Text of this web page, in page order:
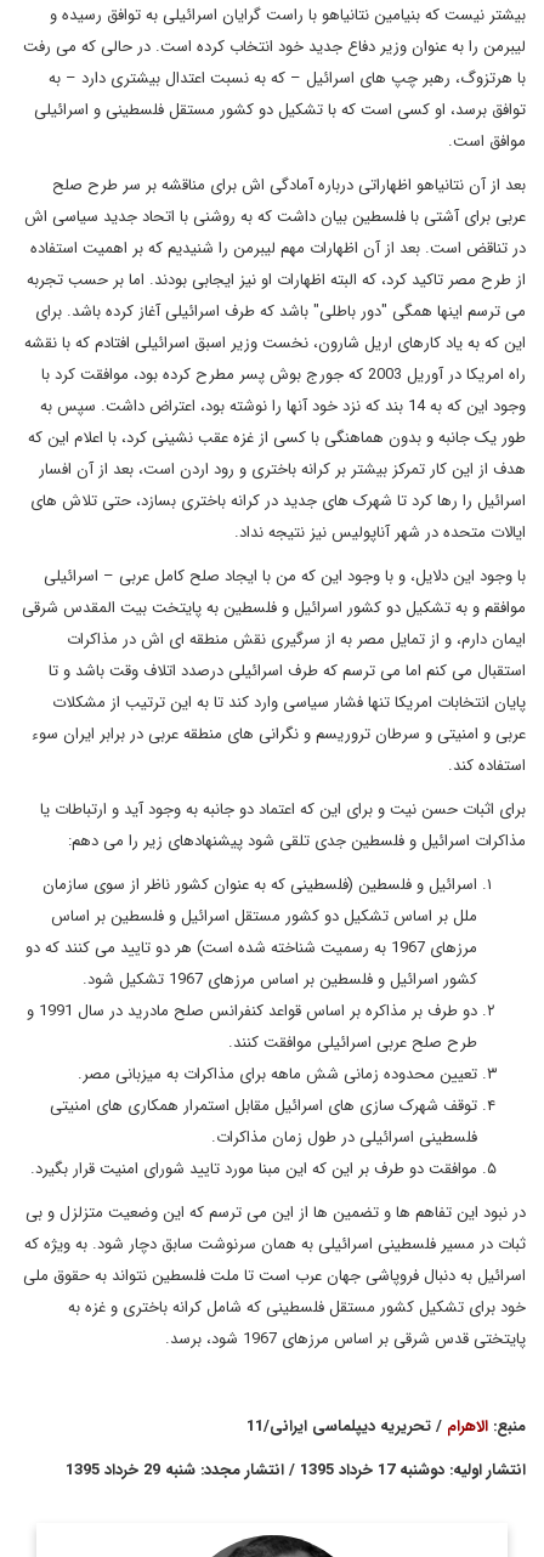
بیشتر نیست که بنیامین نتانیاهو با راست گرایان اسرائیلی به توافق رسیده و
لیبرمن را به عنوان وزیر دفاع جدید خود انتخاب کرده است. در حالی که می رفت
با هرتزوگ، رهبر چپ های اسرائیل – که به نسبت اعتدال بیشتری دارد – به
توافق برسد، او کسی است که با تشکیل دو کشور مستقل فلسطینی و اسرائیلی
موافق است.
بعد از آن نتانیاهو اظهاراتی درباره آمادگی اش برای مناقشه بر سر طرح صلح
عربی برای آشتی با فلسطین بیان داشت که به روشنی با اتحاد جدید سیاسی اش
در تناقض است. بعد از آن اظهارات مهم لیبرمن را شنیدیم که بر اهمیت استفاده
از طرح مصر تاکید کرد، که البته اظهارات او نیز ایجابی بودند. اما بر حسب تجربه
می ترسم اینها همگی "دور باطلی" باشد که طرف اسرائیلی آغاز کرده باشد. برای
این که به یاد کارهای اریل شارون، نخست وزیر اسبق اسرائیلی افتادم که با نقشه
راه امریکا در آوریل 2003 که جورج بوش پسر مطرح کرده بود، موافقت کرد با
وجود این که به 14 بند که نزد خود آنها را نوشته بود، اعتراض داشت. سپس به
طور یک جانبه و بدون هماهنگی با کسی از غزه عقب نشینی کرد، با اعلام این که
هدف از این کار تمرکز بیشتر بر کرانه باختری و رود اردن است، بعد از آن افسار
اسرائیل را رها کرد تا شهرک های جدید در کرانه باختری بسازد، حتی تلاش های
ایالات متحده در شهر آناپولیس نیز نتیجه نداد.
با وجود این دلایل، و با وجود این که من با ایجاد صلح کامل عربی – اسرائیلی
موافقم و به تشکیل دو کشور اسرائیل و فلسطین به پایتخت بیت المقدس شرقی
ایمان دارم، و از تمایل مصر به از سرگیری نقش منطقه ای اش در مذاکرات
استقبال می کنم اما می ترسم که طرف اسرائیلی درصدد اتلاف وقت باشد و تا
پایان انتخابات امریکا تنها فشار سیاسی وارد کند تا به این ترتیب از مشکلات
عربی و امنیتی و سرطان تروریسم و نگرانی های منطقه عربی در برابر ایران سوء
استفاده کند.
برای اثبات حسن نیت و برای این که اعتماد دو جانبه به وجود آید و ارتباطات یا
مذاکرات اسرائیل و فلسطین جدی تلقی شود پیشنهادهای زیر را می دهم:
اسرائیل و فلسطین (فلسطینی که به عنوان کشور ناظر از سوی سازمان
ملل بر اساس تشکیل دو کشور مستقل اسرائیل و فلسطین بر اساس
مرزهای 1967 به رسمیت شناخته شده است) هر دو تایید می کنند که دو
کشور اسرائیل و فلسطین بر اساس مرزهای 1967 تشکیل شود.
دو طرف بر مذاکره بر اساس قواعد کنفرانس صلح مادرید در سال 1991 و
طرح صلح عربی اسرائیلی موافقت کنند.
تعیین محدوده زمانی شش ماهه برای مذاکرات به میزبانی مصر.
توقف شهرک سازی های اسرائیل مقابل استمرار همکاری های امنیتی
فلسطینی اسرائیلی در طول زمان مذاکرات.
موافقت دو طرف بر این که این مبنا مورد تایید شورای امنیت قرار بگیرد.
در نبود این تفاهم ها و تضمین ها از این می ترسم که این وضعیت متزلزل و بی
ثبات در مسیر فلسطینی اسرائیلی به همان سرنوشت سابق دچار شود. به ویژه که
اسرائیل به دنبال فروپاشی جهان عرب است تا ملت فلسطین نتواند به حقوق ملی
خود برای تشکیل کشور مستقل فلسطینی که شامل کرانه باختری و غزه به
پایتختی قدس شرقی بر اساس مرزهای 1967 شود، برسد.
منبع: الاهرام / تحریریه دیپلماسی ایرانی/11
انتشار اولیه: دوشنبه 17 خرداد 1395 / انتشار مجدد: شنبه 29 خرداد 1395